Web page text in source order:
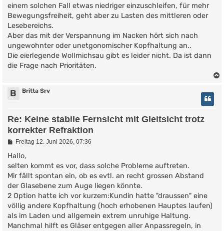
einem solchen Fall etwas niedriger einzuschleifen, für mehr
Bewegungsfreiheit, geht aber zu Lasten des mittleren oder
Lesebereichs.
Aber das mit der Verspannung im Nacken hört sich nach
ungewohnter oder unetgonomischer Kopfhaltung an..
Die eierlegende Wollmichsau gibt es leider nicht. Da ist dann
die Frage nach Prioritäten.
B Britta Srv
Re: Keine stabile Fernsicht mit Gleitsicht trotz
korrekter Refraktion
B
i
r
a
g
Freitag 12. Juni 2026, 07:36
Hallo,
selten kommt es vor, dass solche Probleme auftreten.
Mir fällt spontan ein, ob es evtl. an recht grossen Abstand
der Glasebene zum Auge liegen könnte.
2 Option hatte ich vor kurzem:Kundin hatte "draussen" eine
völlig andere Kopfhaltung (hoch erhobenen Hauptes laufen)
als im Laden und allgemein extrem unruhige Haltung.
Manchmal hilft es Gläser entgegen aller Anpassregeln, in